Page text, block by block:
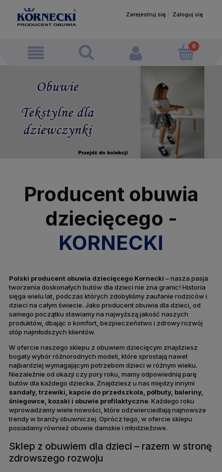
Zarejestruj się Zaloguj się
Producent obuwia
dziecięcego -
KORNECKI
Polski producent obuwia dziecięcego Kornecki – nasza pasja
tworzenia doskonałych butów dla dzieci nie zna granic! Historia
sięga wielu lat, podczas których zdobyliśmy zaufanie rodziców i
dzieci na całym świecie. Jako producent obuwia dla dzieci, od
samego początku stawiamy na najwyższą jakość naszych
produktów, dbając o komfort, bezpieczeństwo i zdrowy rozwój
stóp najmłodszych klientów.
W ofercie naszego sklepu z obuwiem dziecięcym znajdziesz
bogaty wybór różnorodnych modeli, które sprostają nawet
najbardziej wymagającym potrzebom dzieci w różnym wieku.
Niezależnie od okazji czy pory roku, mamy odpowiednią parę
butów dla każdego dziecka. Znajdziesz u nas między innymi
sandały, trzewiki, kapcie do przedszkola, półbuty, baleriny,
śniegowce, kozaki i obuwie profilaktyczne. Każdego roku
wprowadzamy wiele nowości, które odzwierciedlają najnowsze
trendy w branży obuwniczej. Oprócz tego, w ofercie sklepu
posiadamy również obuwie damskie i młodzieżowe.
Sklep z obuwiem dla dzieci – razem w stronę
zdrowszego rozwoju